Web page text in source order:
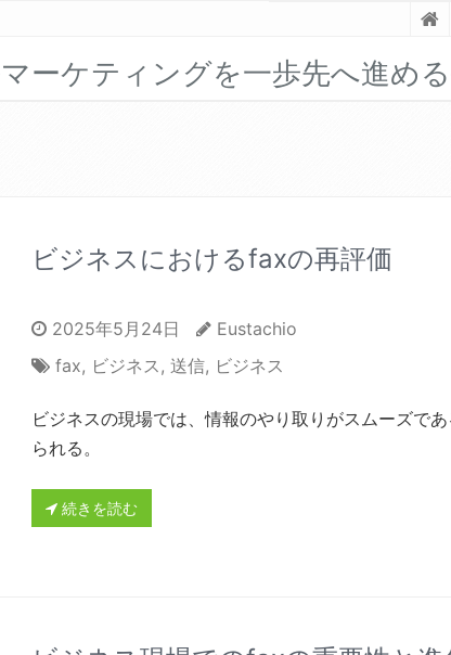
ーケティングを一歩先へ進め
ビジネスにおけるfaxの再評価
2025年5月24日
Eustachio
fax, ビジネス, 送信, ビジネス
ビジネスの現場では、情報のやり取りがスムーズで
られる。
続きを読む